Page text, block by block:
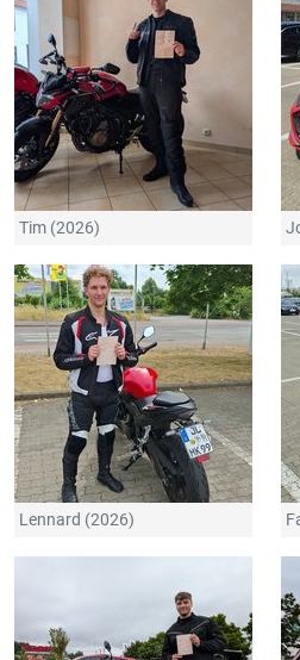
Tim (2026)
Lennard (2026)